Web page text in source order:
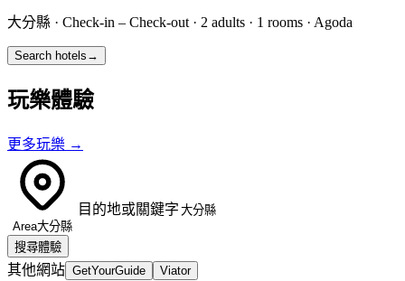
大分縣 · Check-in – Check-out · 2 adults · 1 rooms · Agoda
Search hotels →
玩樂體驗
更多玩樂 →
Area大分縣
目的地或關鍵字
搜尋體驗
其他網站 GetYourGuide Viator